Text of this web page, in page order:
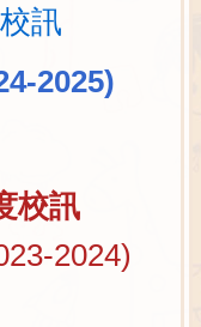
訊
2025)
校訊
2024)